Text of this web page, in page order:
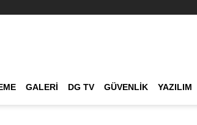
GALERI DG TV GÜVENLIK YAZILIM